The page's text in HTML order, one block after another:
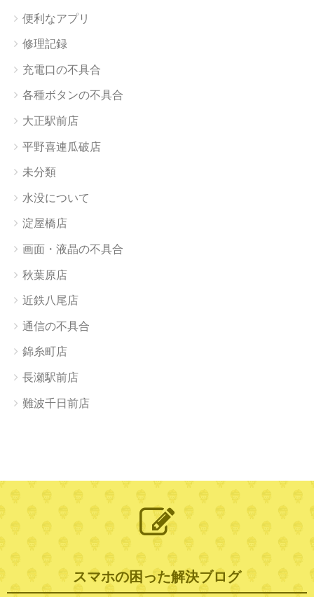
便利なアプリ
修理記録
充電口の不具合
各種ボタンの不具合
大正駅前店
平野喜連瓜破店
未分類
水没について
淀屋橋店
画面・液晶の不具合
秋葉原店
近鉄八尾店
通信の不具合
錦糸町店
長瀬駅前店
難波千日前店
スマホの困った解決ブログ